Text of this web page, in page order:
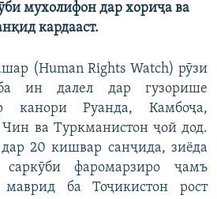
RL
мухолифон дар хориҷа ва
кардааст.
(Human Rights Watch) рӯзи
ин далел дар гузорише
канори Руанда, Камбоҷа,
ва Туркманистон ҷой дод.
20 кишвар санҷида, зиёда
фаромарзиро ҷамъ
маврид ба Тоҷикистон рост